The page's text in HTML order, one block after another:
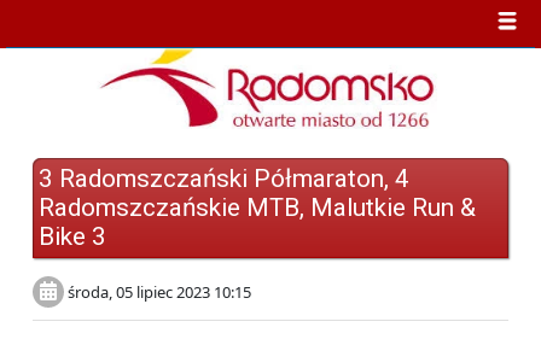
3 Radomszczański Półmaraton, 4
Radomszczańskie MTB, Malutkie Run &
Bike 3
środa, 05 lipiec 2023 10:15